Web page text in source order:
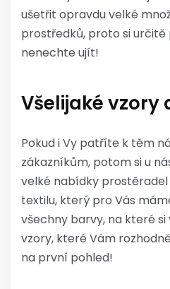
ušetřit opravdu velké
prostředků, proto si určitě
nenechte ujít!
Všelijaké vzory
Pokud i Vy patříte k těm
zákazníkům, potom si u
velké nabídky
textilu, který pro Vás
všechny barvy, na které
vzory, které Vám
na první pohled!